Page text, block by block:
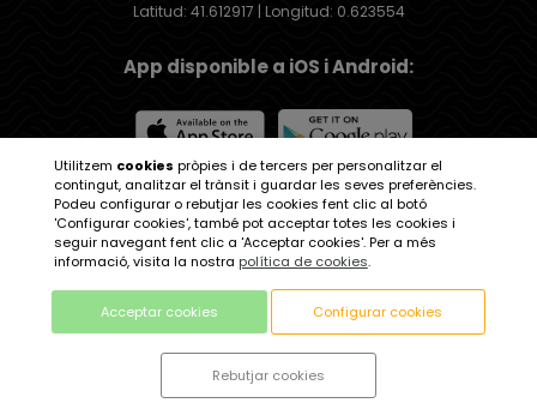
Latitud: 41.612917 | Longitud: 0.623554
App disponible a iOS i Android:
Institut d'Estudis Ilerdencs
Utilitzem cookies pròpies i de tercers per personalitzar el
contingut, analitzar el trànsit i guardar les seves preferències.
Podeu configurar o rebutjar les cookies fent clic al botó
'Configurar cookies', també pot acceptar totes les cookies i
seguir navegant fent clic a 'Acceptar cookies'. Per a més
informació, visita la nostra política de cookies.
Acceptar cookies Configurar cookies
Rebutjar cookies